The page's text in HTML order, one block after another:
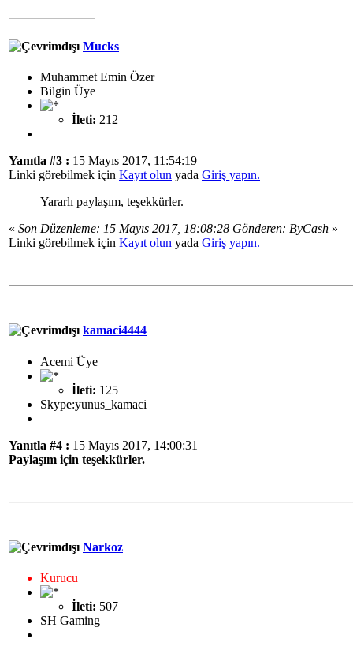
Mucks
Muhammet Emin Özer
Bilgin Üye
İleti: 212
Yanıtla #3 : 15 Mayıs 2017, 11:54:19
Linki görebilmek için Kayıt olun yada Giriş yapın.
Yararlı paylaşım, teşekkürler.
« Son Düzenleme: 15 Mayıs 2017, 18:08:28 Gönderen: ByCash »
Linki görebilmek için Kayıt olun yada Giriş yapın.
kamaci4444
Acemi Üye
İleti: 125
Skype:yunus_kamaci
Yanıtla #4 : 15 Mayıs 2017, 14:00:31
Paylaşım için teşekkürler.
Narkoz
Kurucu
İleti: 507
SH Gaming